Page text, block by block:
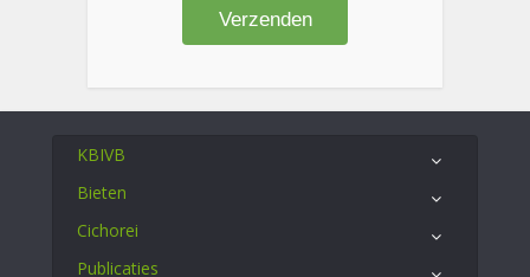
KBIVB
Bieten
Cichorei
Publicaties